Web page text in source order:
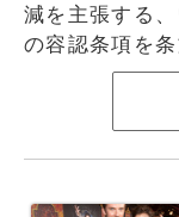
減を主張する
の容認条項を条